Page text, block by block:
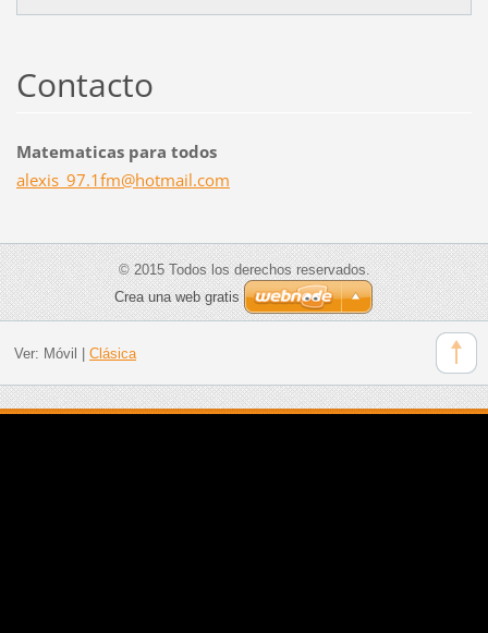
Contacto
Matematicas para todos
alexis_97.1fm@hotmail.com
© 2015 Todos los derechos reservados.
Crea una web gratis
Ver: Móvil Clásica